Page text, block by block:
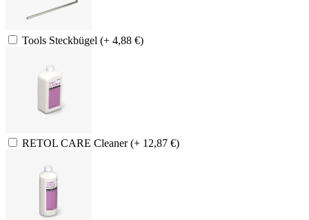
Tools Steckbügel (+ 4,88 €)
RETOL CARE Cleaner (+ 12,87 €)